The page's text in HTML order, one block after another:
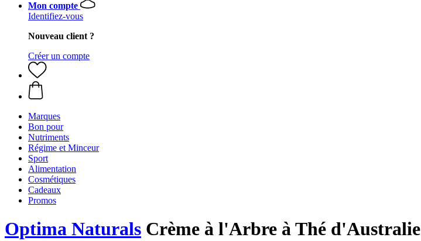
Mon compte
Identifiez-vous
Nouveau client ?
Créer un compte
Marques
Bon pour
Nutriments
Régime et Minceur
Sport
Alimentation
Cosmétiques
Cadeaux
Promos
Optima Naturals Crème à l'Arbre à Thé d'Australie